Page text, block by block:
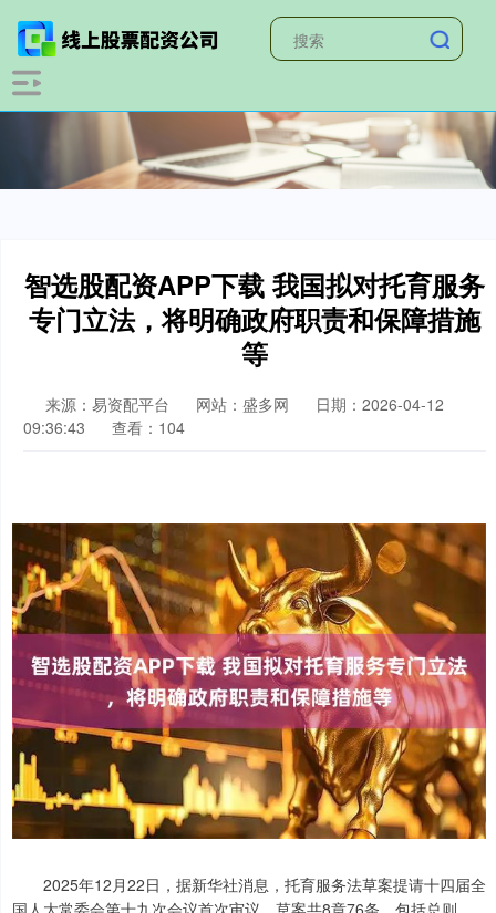
智选股配资APP下载 我国拟对托育服务
专门立法，将明确政府职责和保障措施
等
来源：易资配平台 网站：盛多网
日期：2026-04-12
09:36:43
查看：104
2025年12月22日，据新华社消息，托育服务法草案提请十四届全